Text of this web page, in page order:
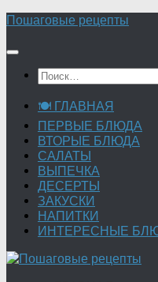
Перейти
содержимому
Пошаговые рецепты
Найти:
🍽 ГЛАВНАЯ
ПЕРВЫЕ БЛЮДА
ВТОРЫЕ БЛЮДА
САЛАТЫ
ВЫПЕЧКА
ДЕСЕРТЫ
ЗАКУСКИ
НАПИТКИ
ИНТЕРЕСНЫЕ